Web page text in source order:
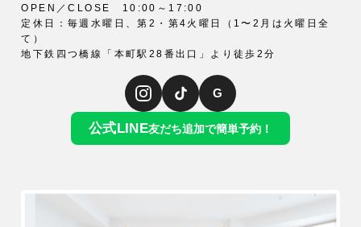
OPEN／CLOSE 10:00～17:00
定休日：毎週水曜日、第2・第4火曜日（1〜2月は火曜日全
て）
地下鉄四つ橋線「本町駅28番出口」より徒歩2分
G
公式LINE友だち追加で簡単予約！